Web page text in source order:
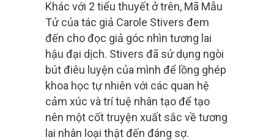
Khác với 2 tiểu thuyết ở trên, Mã Mẫu
Tử của tác giả Carole Stivers đem
đến cho đọc giả góc nhìn tương lai
hậu đại dịch. Stivers đã sử dụng ngòi
bút điêu luyện của mình để lồng ghép
khoa học tự nhiên với các quan hệ
cảm xúc và trí tuệ nhân tạo để tạo
nên một cốt truyện xuất sắc về tương
lai nhân loại thật đến đáng sợ.